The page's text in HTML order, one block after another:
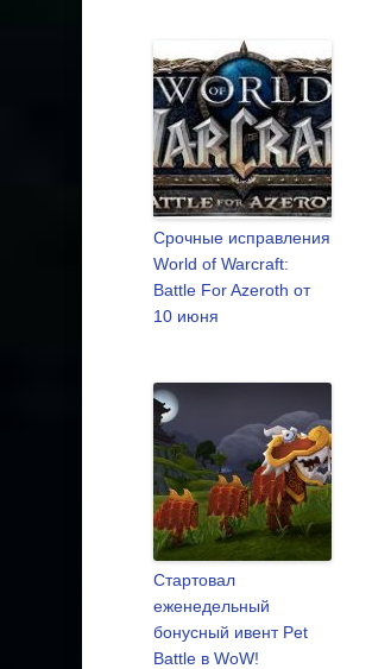
Срочные исправления
World of Warcraft:
Battle For Azeroth от
10 июня
Стартовал
еженедельный
бонусный ивент Pet
Battle в WoW!